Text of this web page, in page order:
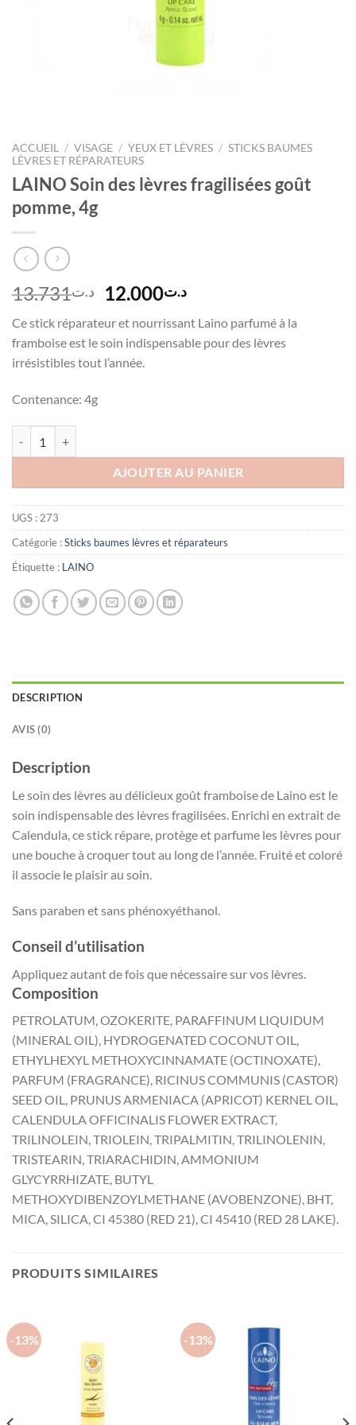
ACCUEIL / VISAGE / YEUX ET LÈVRES / STICKS BAUMES
LÈVRES ET RÉPARATEURS
LAINO Soin des lèvres fragilisées goût
pomme, 4g
د.ت13.731
Le
initial
était :
د.ت12.000
Le
actuel
est :
Ce stick réparateur et nourrissant Laino parfumé à la
framboise est le soin indispensable pour des lèvres
irrésistibles tout l’année.
Contenance: 4g
AJOUTER AU PANIER
UGS : 273
Catégorie :Sticks baumes lèvres et réparateurs
Étiquette : LAINO
DESCRIPTION
AVIS (0)
Description
Le soin des lèvres au délicieux goût framboise de Laino est le
soin indispensable des lèvres fragilisées. Enrichi en extrait de
Calendula, ce stick répare, protège et parfume les lèvres pour
une bouche à croquer tout au long de l’année. Fruité et coloré
il associe le plaisir au soin.
Sans paraben et sans phénoxyéthanol.
Conseil d’utilisation
Appliquez autant de fois que nécessaire sur vos lèvres.
Composition
PETROLATUM, OZOKERITE, PARAFFINUM LIQUIDUM
(MINERAL OIL), HYDROGENATED COCONUT OIL,
ETHYLHEXYL METHOXYCINNAMATE (OCTINOXATE),
PARFUM (FRAGRANCE), RICINUS COMMUNIS (CASTOR)
SEED OIL, PRUNUS ARMENIACA (APRICOT) KERNEL OIL,
CALENDULA OFFICINALIS FLOWER EXTRACT,
TRILINOLEIN, TRIOLEIN, TRIPALMITIN, TRILINOLENIN,
TRISTEARIN, TRIARACHIDIN, AMMONIUM
GLYCYRRHIZATE, BUTYL
METHOXYDIBENZOYLMETHANE (AVOBENZONE), BHT,
MICA, SILICA, CI 45380 (RED 21), CI 45410 (RED 28 LAKE).
PRODUITS SIMILAIRES
-13% -13%